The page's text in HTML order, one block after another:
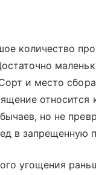
количество
и место
относится
но не
в запрещенную
угощения